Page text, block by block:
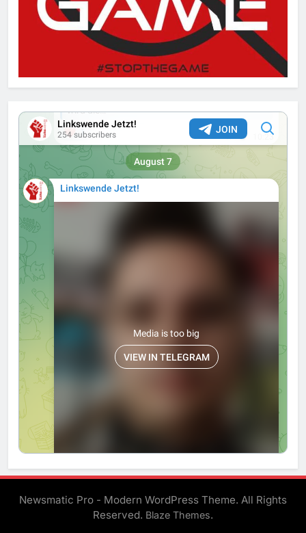
Newsmatic Pro - Modern WordPress Theme. All Rights
Reserved. Blaze Themes.